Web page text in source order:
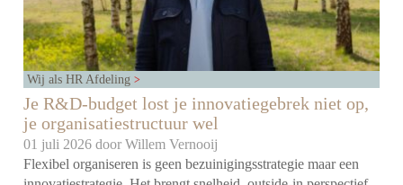
Wij als HR Afdeling
Je R&D-budget lost je innovatiegebrek niet op,
je organisatiestructuur wel
01 juli 2026 doorWillem Vernooij
Flexibel organiseren is geen bezuinigingsstrategie maar een